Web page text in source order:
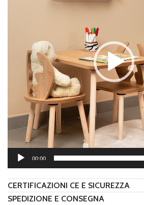
00:00
CERTIFICAZIONI CE E SICUREZZA
SPEDIZIONE E CONSEGNA